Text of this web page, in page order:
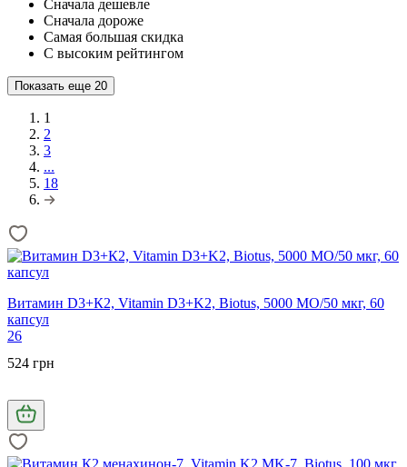
Сначала дешевле
Сначала дороже
Самая большая скидка
С высоким рейтингом
Показать еще 20
1
2
3
...
18
Витамин D3+К2, Vitamin D3+K2, Biotus, 5000 МО/50 мкг, 60
капсул
26
524 грн